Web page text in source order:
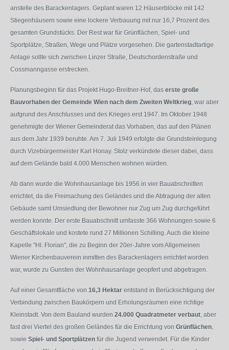
anstelle des Barackenlagers. Geplant waren 12 Häuserblöcke mit 142
Stiegenhäusern sowie eine lockere Verbauung mit nur 16,7 Prozent des
gesamten Grundstücks. Der Rest war für Grünflächen, Spiel- und
Sportplätze, Straßen, Wege und Plätze vorgesehen. Die gartenstadtartige
Anlage sollte sich zwischen Linzer Straße, Deutschordenstraße und
Cossmanngasse erstrecken.
Planungsbeginn für das Projekt Hugo-Breitner-Hof, das erste große
Bauvorhaben der Gemeinde Wien nach dem Zweiten Weltkrieg, war aber
aufgrund des Anschlusses und des Krieges erst 1947. Im Oktober 1948
genehmigte der Wiener Gemeinderat das Vorhaben, das auf den Plänen
aus dem Jahr 1939 beruhte. Am 7. Juli 1949 erfolgte die Grundsteinlegung
durch Vizebürgermeister Karl Honay. Stolz verkündete dieser dabei, dass
auf dem Gelände bald 4.000 Menschen wohnen würden.
Ab dann wurde die Wohnhausanlage bis 1956 in vier Bauabschnitten
errichtet, da die Freimachung des Geländes und die Abtragung der alten
Gebäude samt Umsiedlung der Bewohner nur Zug um Zug durchgeführt
werden konnte. Der erste Bauabschnitt umfasste 366 Wohnungen sowie 6
Geschäftslokale und kostete rund 27 Millionen Schilling. Auch die kleine
Kapelle "Hl. Florian", die zu Beginn der 20er-Jahre vom Allgemeinen
Wiener Kirchenbauverein inmitten des Barackenlagers errichtet worden
war, wurde zu Gunsten der Wohnhausanlage geopfert und abgetragen.
Auf einer Gesamtfläche von 16,3 Hektar entstand in Berücksichtigung der
Verbindung zwischen Baukörpern und Erholungsräumen eine richtige
Kleinstadt. Von dem Bauland wurden 24.000 Quadratmeter verbaut, aber
fast drei Viertel des großen Geländes für die Errichtung von Grünflächen,
sowie Spiel- und Sportplätzen für die Jugend verwendet. Für die Kinder